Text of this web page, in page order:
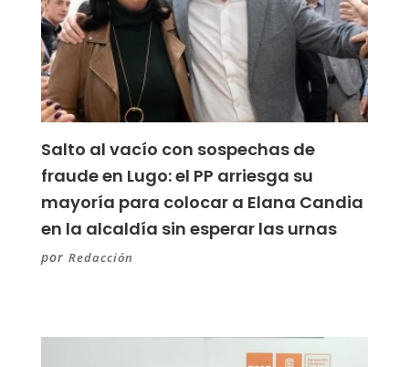
Salto al vacío con sospechas de
fraude en Lugo: el PP arriesga su
mayoría para colocar a Elana Candia
en la alcaldía sin esperar las urnas
por Redacción